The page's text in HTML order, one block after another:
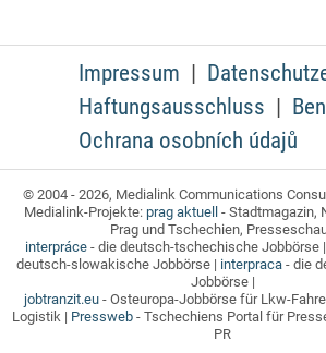
Impressum
Haftungsausschluss
Ochrana osobních údajů
© 2004 - 2026, Medialink Communications
Medialink-Projekte: prag aktuell - Stadtmagazin,
Prag und Tschechien,
interpráce- die deutsch-tschechische Jobbörse |
deutsch-slowakische Jobbörse | interpraca- die
Jobbörse |
jobtranzit.eu- Osteuropa-Jobbörse für Lkw-
Logistik | Pressweb - Tschechiens Portal für
PR